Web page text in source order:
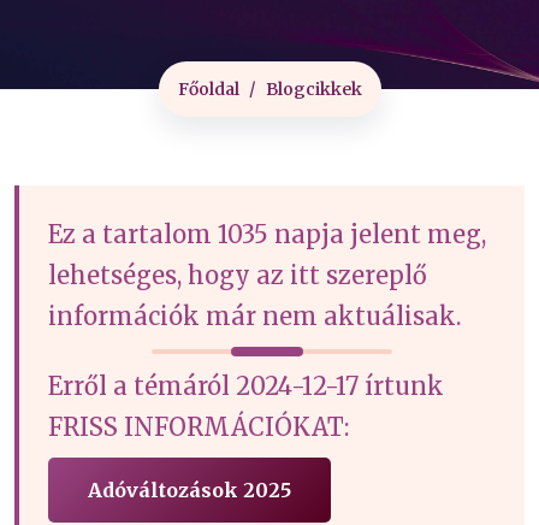
Főoldal Blogcikkek
Ez a tartalom 1035 napja jelent meg,
lehetséges, hogy az itt szereplő
információk már nem aktuálisak.
Erről a témáról 2024-12-17 írtunk
FRISS INFORMÁCIÓKAT:
Adóváltozások 2025